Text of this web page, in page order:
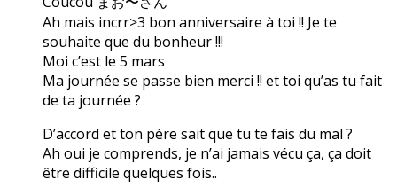
Ah mais incrr>3 bon anniversaire à toi !! Je te
souhaite que du bonheur !!!
Moi c’est le 5 mars
Ma journée se passe bien merci !! et toi qu’as tu fait
de ta journée ?
D’accord et ton père sait que tu te fais du mal ?
Ah oui je comprends, je n’ai jamais vécu ça, ça doit
être difficile quelques fois..